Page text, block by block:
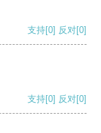
支持[0] 反对[0]
支持[0] 反对[0]